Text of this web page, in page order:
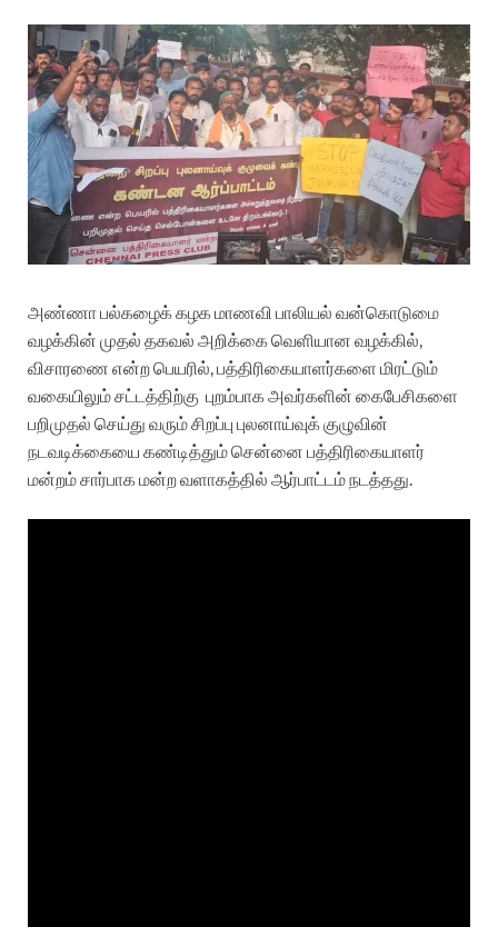
அண்ணா பல்கழைக் கழக மாணவி பாலியல் வன்கொடுமை
வழக்கின் முதல் தகவல் அறிக்கை வெளியான வழக்கில்,
விசாரணை என்ற பெயரில், பத்திரிகையாளர்களை மிரட்டும்
வகையிலும் சட்டத்திற்கு புறம்பாக அவர்களின் கைபேசிகளை
பறிமுதல் செய்து வரும் சிறப்பு புலனாய்வுக் குழுவின்
நடவடிக்கையை கண்டித்தும் சென்னை பத்திரிகையாளர்
மன்றம் சார்பாக மன்ற வளாகத்தில் ஆர்பாட்டம் நடத்தது.